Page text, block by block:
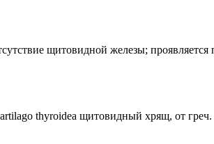
щитовидной железы;
thyroidea щитовидный хрящ, от